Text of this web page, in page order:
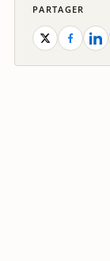
PARTAGER